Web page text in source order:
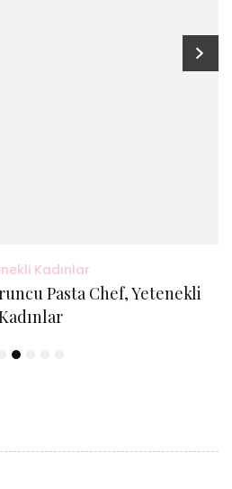
Kadınlar
Pasta Chef, Yetenekli